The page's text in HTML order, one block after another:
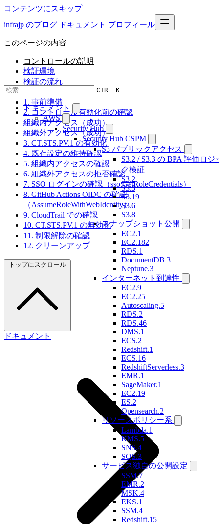
コンテンツにスキップ
infrajp のブログ ドキュメント プロフィール
CTRL K
ドキュメント
AWS
Security Hub
Security Hub CSPM
S3 パブリックアクセス
S3.2 / S3.3 の BPA 評価ロジ
ク検証
S3.2
S3.3
S3.19
S3.6
S3.8
スナップショット公開
EC2.1
EC2.182
RDS.1
DocumentDB.3
Neptune.3
インターネット到達性
EC2.9
EC2.25
Autoscaling.5
RDS.2
RDS.46
DMS.1
ECS.2
Redshift.1
ECS.16
RedshiftServerless.3
EMR.1
SageMaker.1
EC2.19
ES.2
Opensearch.2
リソースポリシー系
Lambda.1
KMS.5
SNS.4
SQS.3
サービス独自の公開設定
SSM.7
EMR.2
MSK.4
EKS.1
SSM.4
Redshift.15
このページの内容
コントロールの説明
検証環境
検証の流れ
結果
1. 事前準備
2. コントロール有効化前の確認
組織内アクセス（成功）
組織外アクセス（成功）
3. CT.STS.PV.1 の有効化
4. 既存設定の維持確認
5. 組織内アクセスの確認
6. 組織外アクセスの拒否確認
7. SSO ログインの確認（sso:GetRoleCredentials）
8. GitHub Actions OIDC の確認
（AssumeRoleWithWebIdentity）
9. CloudTrail での確認
10. CT.STS.PV.1 の無効化
11. 制限解除の確認
12. クリーンアップ
トップにスクロール
ドキュメント